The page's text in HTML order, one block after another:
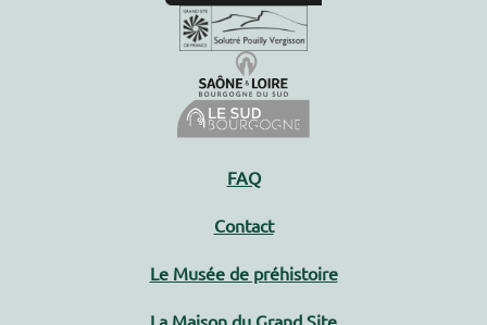
FAQ
Contact
Le Musée de préhistoire